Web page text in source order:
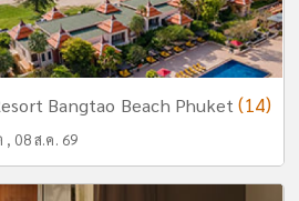
Bangtao Beach Phuket(14)
, 08 ส.ค. 69